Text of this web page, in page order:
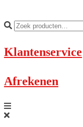
Klantenservice
Afrekenen